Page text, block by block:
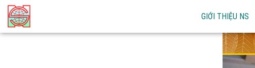
GIỚI THIỆU NS